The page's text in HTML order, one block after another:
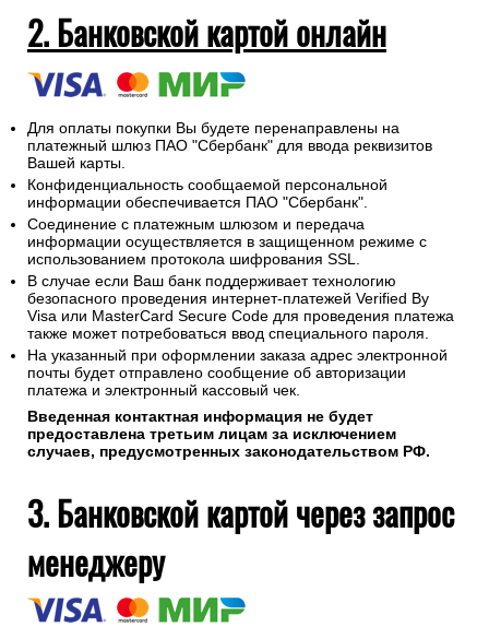
2. Банковской картой онлайн
Для оплаты покупки Вы будете перенаправлены на
платежный шлюз ПАО "Сбербанк" для ввода реквизитов
Вашей карты.
Конфиденциальность сообщаемой персональной
информации обеспечивается ПАО "Сбербанк".
Соединение с платежным шлюзом и передача
информации осуществляется в защищенном режиме с
использованием протокола шифрования SSL.
В случае если Ваш банк поддерживает технологию
безопасного проведения интернет-платежей Verified By
Visa или MasterCard Secure Code для проведения платежа
также может потребоваться ввод специального пароля.
На указанный при оформлении заказа адрес электронной
почты будет отправлено сообщение об авторизации
платежа и электронный кассовый чек.
Введенная контактная информация не будет
предоставлена третьим лицам за исключением
случаев, предусмотренных законодательством РФ.
3. Банковской картой через запрос
менеджеру